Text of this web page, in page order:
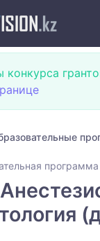
конкурса
программа